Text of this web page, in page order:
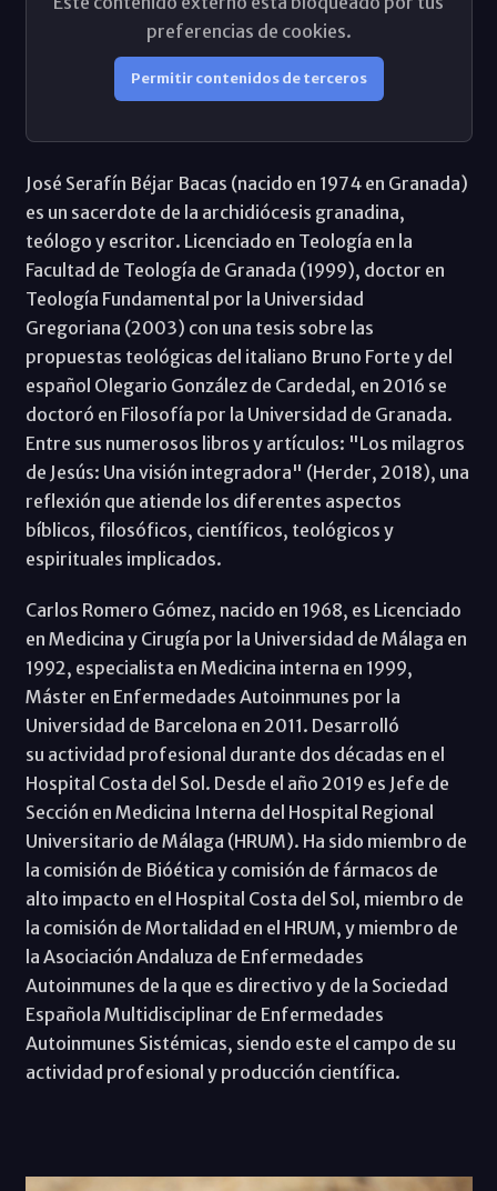
preferencias de cookies.
Permitir contenidos de terceros
José Serafín Béjar Bacas (nacido en 1974 en Granada)
es un sacerdote de la archidiócesis granadina,
teólogo y escritor. Licenciado en Teología en la
Facultad de Teología de Granada (1999), doctor en
Teología Fundamental por la Universidad
Gregoriana (2003) con una tesis sobre las
propuestas teológicas del italiano Bruno Forte y del
español Olegario González de Cardedal, en 2016 se
doctoró en Filosofía por la Universidad de Granada.
Entre sus numerosos libros y artículos: "Los milagros
de Jesús: Una visión integradora" (Herder, 2018), una
reflexión que atiende los diferentes aspectos
bíblicos, filosóficos, científicos, teológicos y
espirituales implicados.
Carlos Romero Gómez, nacido en 1968, es Licenciado
en Medicina y Cirugía por la Universidad de Málaga en
1992, especialista en Medicina interna en 1999,
Máster en Enfermedades Autoinmunes por la
Universidad de Barcelona en 2011. Desarrolló
su actividad profesional durante dos décadas en el
Hospital Costa del Sol. Desde el año 2019 es Jefe de
Sección en Medicina Interna del Hospital Regional
Universitario de Málaga (HRUM). Ha sido miembro de
la comisión de Bióética y comisión de fármacos de
alto impacto en el Hospital Costa del Sol, miembro de
la comisión de Mortalidad en el HRUM, y miembro de
la Asociación Andaluza de Enfermedades
Autoinmunes de la que es directivo y de la Sociedad
Española Multidisciplinar de Enfermedades
Autoinmunes Sistémicas, siendo este el campo de su
actividad profesional y producción científica.